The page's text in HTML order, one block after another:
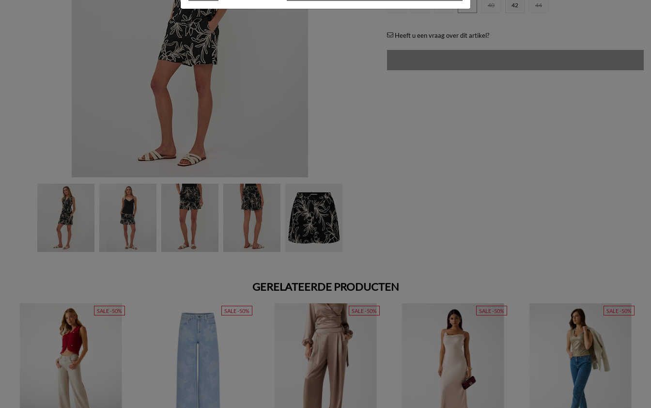
38 40 42 44
Heeft u een vraag over dit artikel?
GERELATEERDE PRODUCTEN
SALE -50% SALE -50% SALE -50% SALE -50% SALE -50%